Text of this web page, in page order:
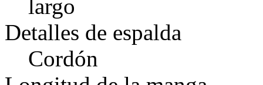
largo
Detalles de espalda
Cordón